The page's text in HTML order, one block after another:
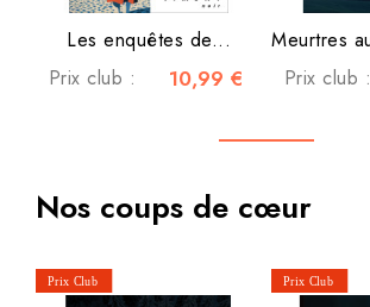
Les enquêtes de...
Prix club :
10,99 €
Prix club :
Nos coups de cœur